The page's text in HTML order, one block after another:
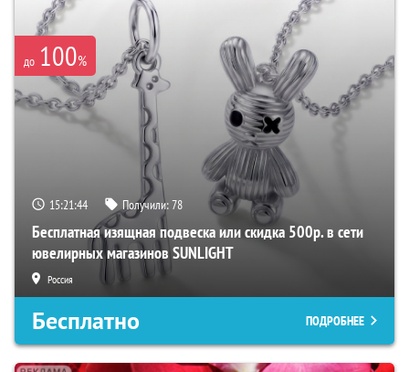
до 100%
15:21:43 Получили:78
Бесплатная изящная подвеска или скидка 500р. в сети
ювелирных магазинов SUNLIGHT
Россия
Бесплатно ПОДРОБНЕЕ